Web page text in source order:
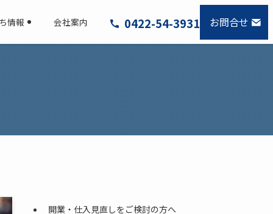
情報 会社案内 0422-54-3931 お問合せ
開業・仕入見直しをご検討の方へ